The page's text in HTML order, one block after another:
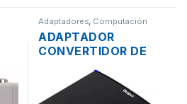
Adaptadores, Computación
ADAPTADOR
CONVERTIDOR DE
CON RCA A HDMI
CON ADAPTADOR 5V